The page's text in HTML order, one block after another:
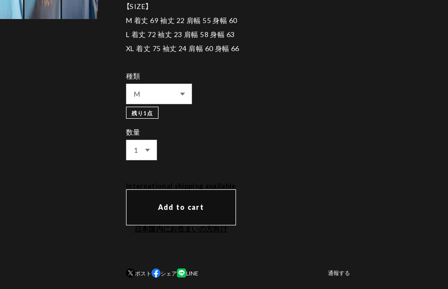
【SIZE】
M 着丈 69 袖丈 22 肩幅 55 身幅 60
L 着丈 72 袖丈 23 肩幅 58 身幅 63
XL 着丈 75 袖丈 24 肩幅 60 身幅 66
種類
残り1点
数量
International shipping available
Add to cart
日本国内にお住まいの方向け
ポスト シェア LINE 通報する